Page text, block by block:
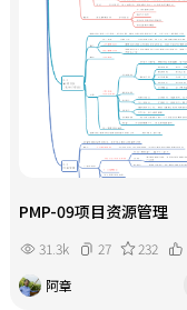
PMP-09项目资源管理
31.3k 27 232
阿章